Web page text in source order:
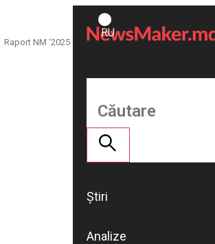
Raport NM ‘2025
ROMÂNĂ
RU
Susține
NM
Știri
Analize